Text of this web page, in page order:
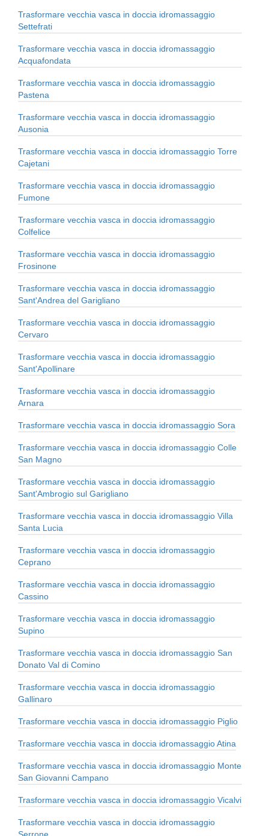
Trasformare vecchia vasca in doccia idromassaggio
Settefrati
Trasformare vecchia vasca in doccia idromassaggio
Acquafondata
Trasformare vecchia vasca in doccia idromassaggio
Pastena
Trasformare vecchia vasca in doccia idromassaggio
Ausonia
Trasformare vecchia vasca in doccia idromassaggio Torre
Cajetani
Trasformare vecchia vasca in doccia idromassaggio
Fumone
Trasformare vecchia vasca in doccia idromassaggio
Colfelice
Trasformare vecchia vasca in doccia idromassaggio
Frosinone
Trasformare vecchia vasca in doccia idromassaggio
Sant'Andrea del Garigliano
Trasformare vecchia vasca in doccia idromassaggio
Cervaro
Trasformare vecchia vasca in doccia idromassaggio
Sant'Apollinare
Trasformare vecchia vasca in doccia idromassaggio
Arnara
Trasformare vecchia vasca in doccia idromassaggio Sora
Trasformare vecchia vasca in doccia idromassaggio Colle
San Magno
Trasformare vecchia vasca in doccia idromassaggio
Sant'Ambrogio sul Garigliano
Trasformare vecchia vasca in doccia idromassaggio Villa
Santa Lucia
Trasformare vecchia vasca in doccia idromassaggio
Ceprano
Trasformare vecchia vasca in doccia idromassaggio
Cassino
Trasformare vecchia vasca in doccia idromassaggio
Supino
Trasformare vecchia vasca in doccia idromassaggio San
Donato Val di Comino
Trasformare vecchia vasca in doccia idromassaggio
Gallinaro
Trasformare vecchia vasca in doccia idromassaggio Piglio
Trasformare vecchia vasca in doccia idromassaggio Atina
Trasformare vecchia vasca in doccia idromassaggio Monte
San Giovanni Campano
Trasformare vecchia vasca in doccia idromassaggio Vicalvi
Trasformare vecchia vasca in doccia idromassaggio
Serrone